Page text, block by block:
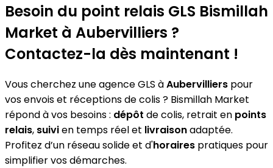
−
Besoin du point relais GLS Bismillah
Market à Aubervilliers ?
Contactez-la dès maintenant !
Vous cherchez une agence GLS àAubervilliers pour
vos envois et réceptions de colis ? Bismillah Market
répond à vos besoins : dépôt de colis, retrait en points
relais, suivien temps réel et livraisonadaptée.
Profitez d’un réseau solide et d'horaires pratiques pour
simplifier vos démarches.